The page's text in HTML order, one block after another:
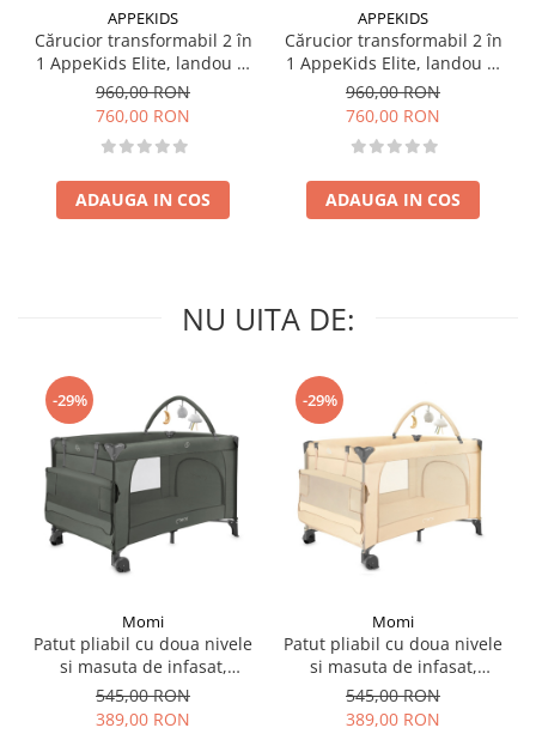
APPEKIDS
Cărucior transformabil 2 în
1 AppeKids Elite, landou și
scaun sport reversibil,
suspensii, adaptori scoică
auto, până la 22 kg - Navy
Grey
960,00 RON
760,00 RON
ADAUGA IN COS
APPEKIDS
Cărucior transformabil 2 în
1 AppeKids Elite, landou și
scaun sport reversibil,
suspensii, adaptori scoică
auto, până la 22 kg - Sand
960,00 RON
760,00 RON
ADAUGA IN COS
NU UITA DE:
-29%
Momi
Patut pliabil cu doua nivele
si masuta de infasat,
60x120 cm, Momi, Belove
Plus - Green
545,00 RON
389,00 RON
-29%
Momi
Patut pliabil cu doua nivele
si masuta de infasat,
60x120 cm, Momi, Belove
Plus -Beige
545,00 RON
389,00 RON